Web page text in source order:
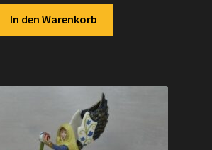
In den Warenkorb